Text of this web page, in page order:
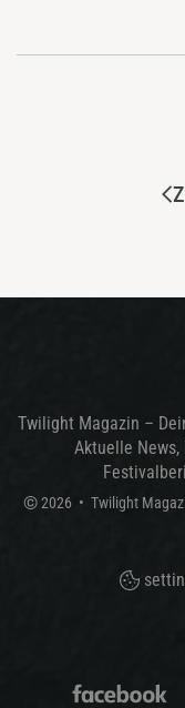
Twilight Magazin –
Aktuelle News,
© 2026 • Twilight